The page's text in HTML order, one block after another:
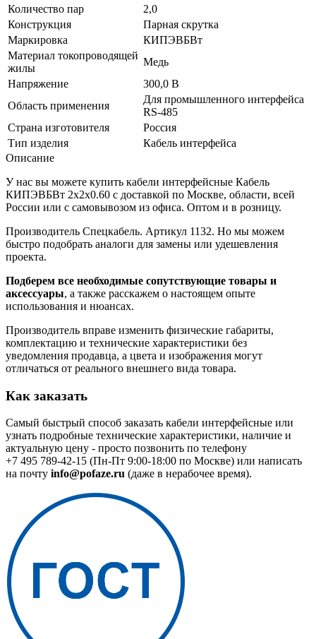
Количество пар
2,0
Конструкция
Парная скрутка
Маркировка
КИПЭВБВт
Материал токопроводящей
жилы
Медь
Напряжение
300,0 В
Область применения
Для промышленного интерфейса
RS-485
Страна изготовителя
Россия
Тип изделия
Кабель интерфейса
Описание
У нас вы можете купить кабели интерфейсные Кабель
КИПЭВБВт 2х2х0.60 с доставкой по Москве, области, всей
России или с самовывозом из офиса. Оптом и в розницу.
Производитель Спецкабель. Артикул 1132. Но мы можем
быстро подобрать аналоги для замены или удешевления
проекта.
Подберем все необходимые сопутствующие товары и
аксессуары, а также расскажем о настоящем опыте
использования и нюансах.
Производитель вправе изменить физические габариты,
комплектацию и технические характеристики без
уведомления продавца, а цвета и изображения могут
отличаться от реального внешнего вида товара.
Как заказать
Самый быстрый способ заказать кабели интерфейсные или
узнать подробные технические характеристики, наличие и
актуальную цену - просто позвонить по телефону
+7 495 789-42-15 (Пн-Пт 9:00-18:00 по Москве) или написать
на почту info@pofaze.ru (даже в нерабочее время).